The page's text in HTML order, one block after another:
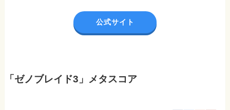
公式サイト
「ゼノブレイド3」メタスコア